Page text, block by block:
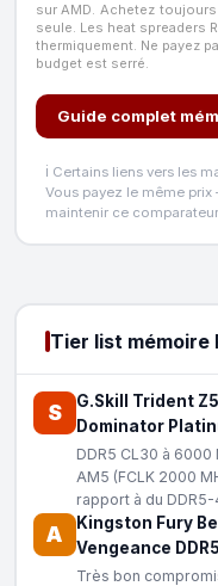
sur AMD. Achetez
seule. Les heat spreaders
thermiquement. Ne payez
budget est serré.
Guide complet
ℹ️ Certains liens vers les
Vous payez le même
maintenir ce
Tier list mémoire
S G.Skill Trident
Dominator
DDR5 CL30 à
AM5 (FCLK 2000
rapport à du
A Kingston Fury
Vengeance
Très bon